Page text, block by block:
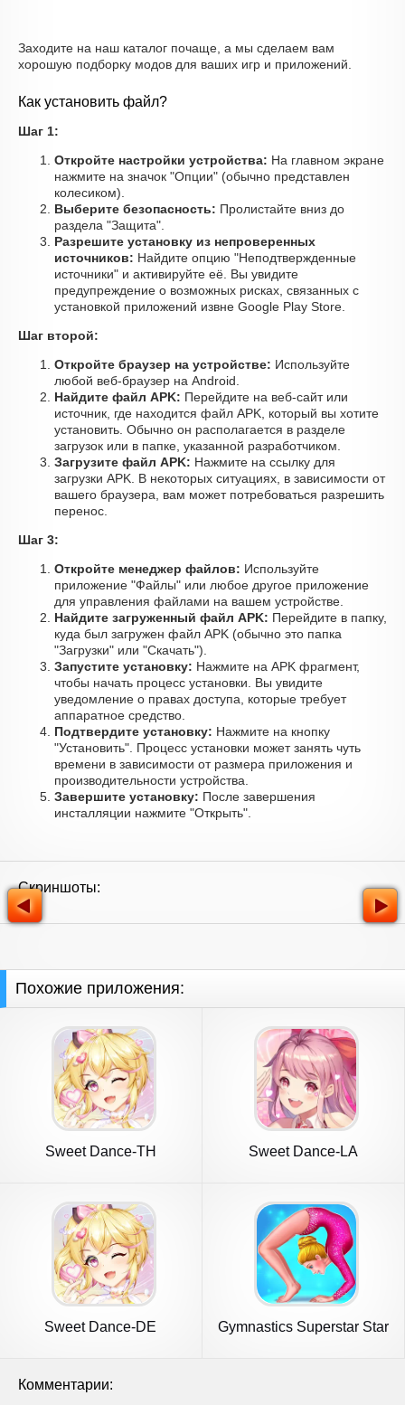
Заходите на наш каталог почаще, а мы сделаем вам
хорошую подборку модов для ваших игр и приложений.
Как установить файл?
Шаг 1:
Откройте настройки устройства: На главном экране
нажмите на значок "Опции" (обычно представлен
колесиком).
Выберите безопасность: Пролистайте вниз до
раздела "Защита".
Разрешите установку из непроверенных
источников: Найдите опцию "Неподтвержденные
источники" и активируйте её. Вы увидите
предупреждение о возможных рисках, связанных с
установкой приложений извне Google Play Store.
Шаг второй:
Откройте браузер на устройстве: Используйте
любой веб-браузер на Android.
Найдите файл APK: Перейдите на веб-сайт или
источник, где находится файл APK, который вы хотите
установить. Обычно он располагается в разделе
загрузок или в папке, указанной разработчиком.
Загрузите файл APK: Нажмите на ссылку для
загрузки APK. В некоторых ситуациях, в зависимости от
вашего браузера, вам может потребоваться разрешить
перенос.
Шаг 3:
Откройте менеджер файлов: Используйте
приложение "Файлы" или любое другое приложение
для управления файлами на вашем устройстве.
Найдите загруженный файл APK: Перейдите в папку,
куда был загружен файл APK (обычно это папка
"Загрузки" или "Скачать").
Запустите установку: Нажмите на APK фрагмент,
чтобы начать процесс установки. Вы увидите
уведомление о правах доступа, которые требует
аппаратное средство.
Подтвердите установку: Нажмите на кнопку
"Установить". Процесс установки может занять чуть
времени в зависимости от размера приложения и
производительности устройства.
Завершите установку: После завершения
инсталляции нажмите "Открыть".
Скриншоты:
Похожие приложения:
Sweet Dance-TH Sweet Dance-LA
Sweet Dance-DE
Gymnastics Superstar Star
Комментарии: